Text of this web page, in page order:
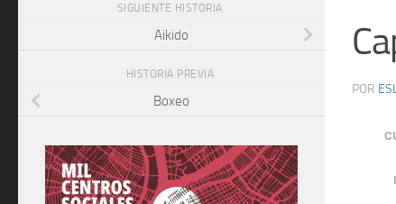
POR
SIGUIENTE HISTORIA
Aikido
HISTORIA PREVIA
Boxeo